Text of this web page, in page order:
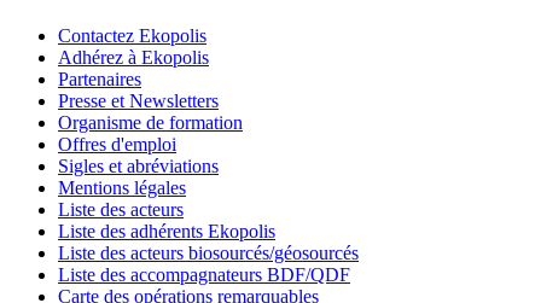
Contactez Ekopolis
Adhérez à Ekopolis
Partenaires
Presse et Newsletters
Organisme de formation
Offres d'emploi
Sigles et abréviations
Mentions légales
Liste des acteurs
Liste des adhérents Ekopolis
Liste des acteurs biosourcés/géosourcés
Liste des accompagnateurs BDF/QDF
Carte des opérations remarquables